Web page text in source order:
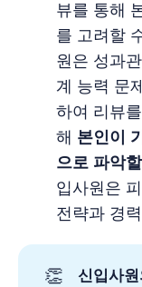
뷰를 통해
를 고려할
원은 성과
계 능력 문
하여 리뷰
해 본인이
으로 파악
입사원은
전략과 경
👏
신입사